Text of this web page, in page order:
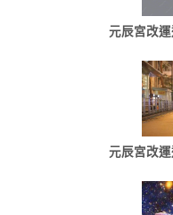
元辰宮改
元辰宮改